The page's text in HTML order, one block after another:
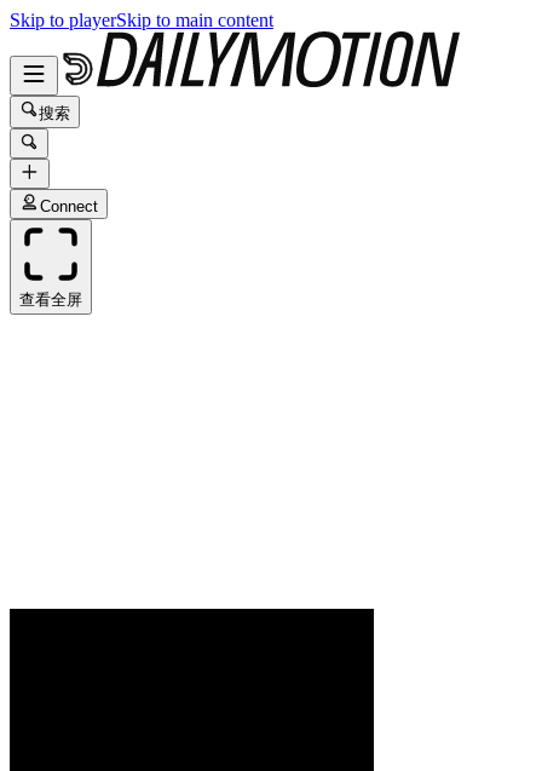
Skip to playerSkip to main content
搜索
Connect
查看全屏